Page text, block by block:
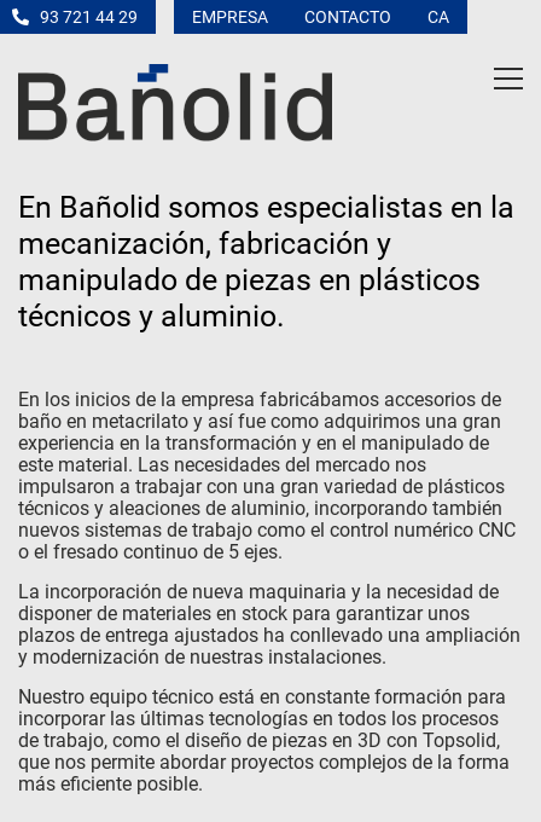
93 721 44 29 EMPRESA CONTACTO CA
En Bañolid somos especialistas en la
mecanización, fabricación y
manipulado de piezas en plásticos
técnicos y aluminio.
En los inicios de la empresa fabricábamos accesorios de
baño en metacrilato y así fue como adquirimos una gran
experiencia en la transformación y en el manipulado de
este material. Las necesidades del mercado nos
impulsaron a trabajar con una gran variedad de plásticos
técnicos y aleaciones de aluminio, incorporando también
nuevos sistemas de trabajo como el control numérico CNC
o el fresado continuo de 5 ejes.
La incorporación de nueva maquinaria y la necesidad de
disponer de materiales en stock para garantizar unos
plazos de entrega ajustados ha conllevado una ampliación
y modernización de nuestras instalaciones.
Nuestro equipo técnico está en constante formación para
incorporar las últimas tecnologías en todos los procesos
de trabajo, como el diseño de piezas en 3D con Topsolid,
que nos permite abordar proyectos complejos de la forma
más eficiente posible.